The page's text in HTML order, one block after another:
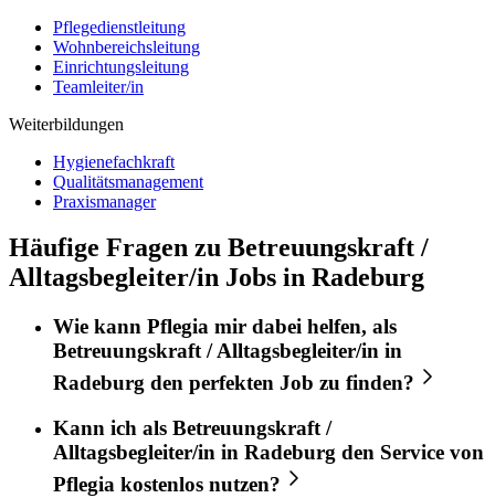
Pflegedienstleitung
Wohnbereichsleitung
Einrichtungsleitung
Teamleiter/in
Weiterbildungen
Hygienefachkraft
Qualitätsmanagement
Praxismanager
Häufige Fragen zu Betreuungskraft /
Alltagsbegleiter/in Jobs in Radeburg
Wie kann Pflegia mir dabei helfen, als
Betreuungskraft / Alltagsbegleiter/in in
Radeburg den perfekten Job zu finden?
Kann ich als Betreuungskraft /
Alltagsbegleiter/in in Radeburg den Service von
Pflegia kostenlos nutzen?